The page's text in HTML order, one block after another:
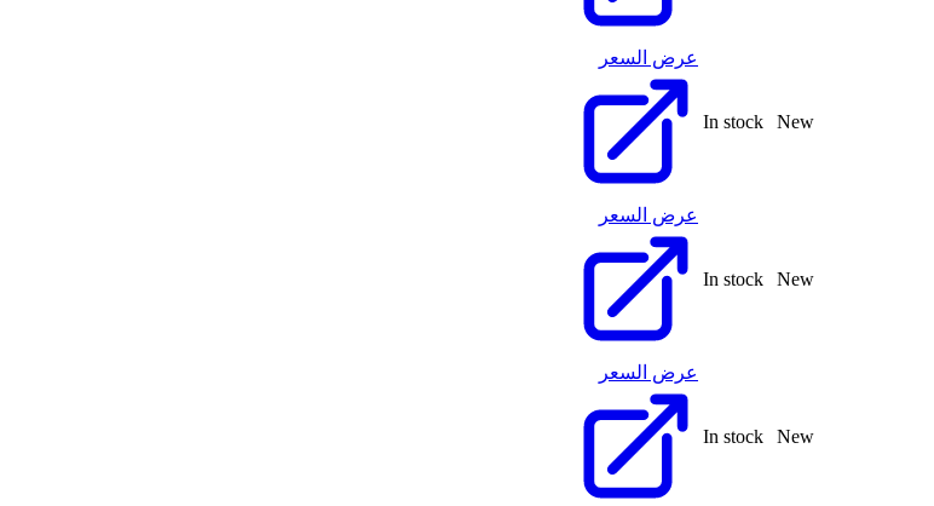
New
In stock
عرض السعر
New
In stock
عرض السعر
New
In stock
عرض السعر